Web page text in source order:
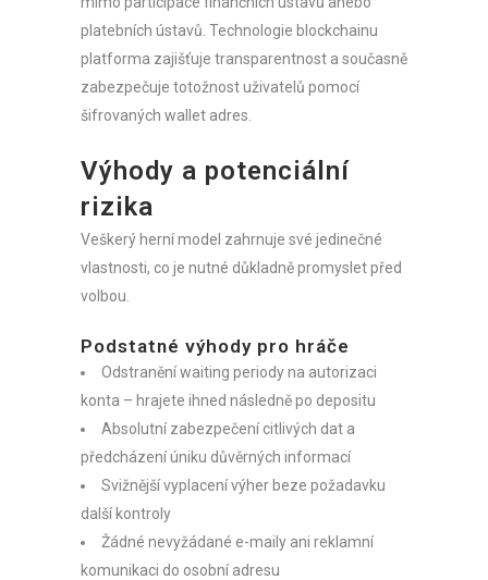
platebních ústavů. Technologie blockchainu
platforma zajišťuje transparentnost a současně
zabezpečuje totožnost uživatelů pomocí
šifrovaných wallet adres.
Výhody a potenciální
rizika
Veškerý herní model zahrnuje své jedinečné
vlastnosti, co je nutné důkladně promyslet před
volbou.
Podstatné výhody pro hráče
Odstranění waiting periody na autorizaci
konta – hrajete ihned následně po depositu
Absolutní zabezpečení citlivých dat a
předcházení úniku důvěrných informací
Svižnější vyplacení výher beze požadavku
další kontroly
Žádné nevyžádané e-maily ani reklamní
komunikaci do osobní adresu